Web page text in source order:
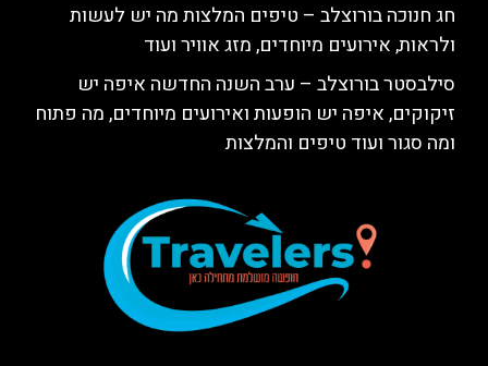
חג חנוכה בורוצלב – טיפים המלצות מה יש לעשות
ולראות, אירועים מיוחדים, מזג אוויר ועוד
סילבסטר בורוצלב – ערב השנה החדשה איפה יש
זיקוקים, איפה יש הופעות ואירועים מיוחדים, מה פתוח
ומה סגור ועוד טיפים והמלצות